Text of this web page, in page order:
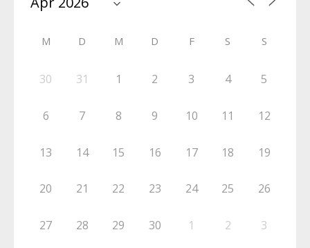
M D M D F S S
30 31 1 2 3 4 5
6 7 8 9 10 11 12
13 14 15 16 17 18 19
20 21 22 23 24 25 26
27 28 29 30 1 2 3